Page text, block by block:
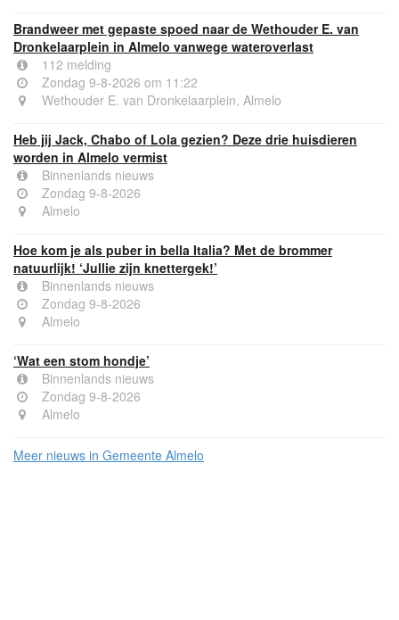
Brandweer met gepaste spoed naar de Wethouder E. van
Dronkelaarplein in Almelo vanwege wateroverlast
112 melding
Zondag 9-8-2026 om 11:22
Wethouder E. van Dronkelaarplein, Almelo
Heb jij Jack, Chabo of Lola gezien? Deze drie huisdieren
worden in Almelo vermist
Binnenlands nieuws
Zondag 9-8-2026
Almelo
Hoe kom je als puber in bella Italia? Met de brommer
natuurlijk! ‘Jullie zijn knettergek!’
Binnenlands nieuws
Zondag 9-8-2026
Almelo
‘Wat een stom hondje’
Binnenlands nieuws
Zondag 9-8-2026
Almelo
Meer nieuws in Gemeente Almelo